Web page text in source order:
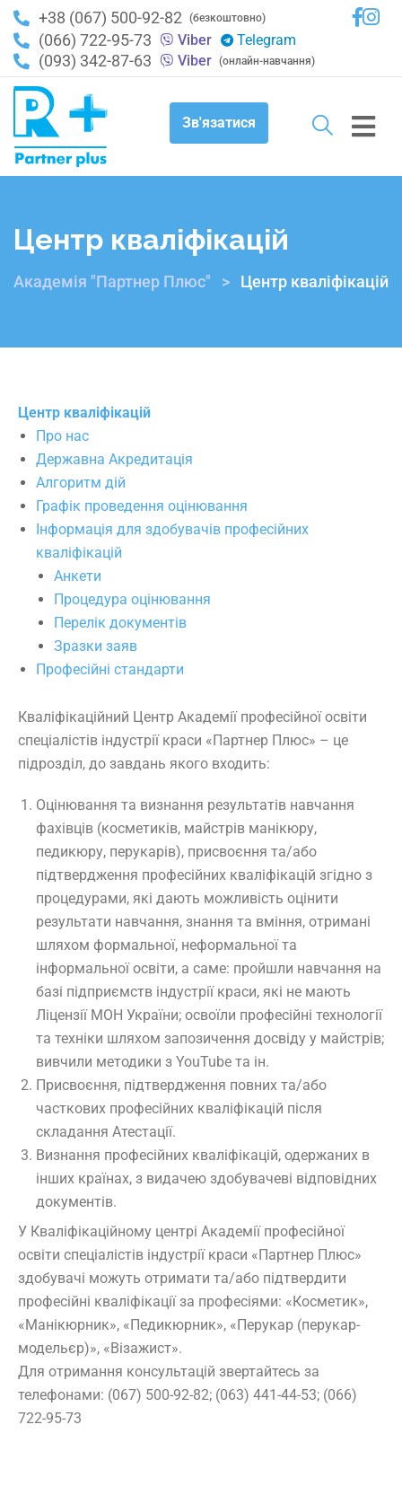
+38 (067) 500-92-82 (безкоштовно)
(066) 722-95-73 Viber Telegram
(093) 342-87-63 Viber (онлайн-навчання)
Зв'язатися
Центр кваліфікацій
Академія "Партнер Плюс" > Центр кваліфікацій
Центр кваліфікацій
Про нас
Державна Акредитація
Алгоритм дій
Графік проведення оцінювання
Інформація для здобувачів професійних
кваліфікацій
Анкети
Процедура оцінювання
Перелік документів
Зразки заяв
Професійні стандарти
Кваліфікаційний Центр Академії професійної освіти
спеціалістів індустрії краси «Партнер Плюс» – це
підрозділ, до завдань якого входить:
Оцінювання та визнання результатів навчання
фахівців (косметиків, майстрів манікюру,
педикюру, перукарів), присвоєння та/або
підтвердження професійних кваліфікацій згідно з
процедурами, які дають можливість оцінити
результати навчання, знання та вміння, отримані
шляхом формальної, неформальної та
інформальної освіти, а саме: пройшли навчання на
базі підприємств індустрії краси, які не мають
Ліцензії МОН України; освоїли професійні технології
та техніки шляхом запозичення досвіду у майстрів;
вивчили методики з YouTube та ін.
Присвоєння, підтвердження повних та/або
часткових професійних кваліфікацій після
складання Атестації.
Визнання професійних кваліфікацій, одержаних в
інших країнах, з видачею здобувачеві відповідних
документів.
У Кваліфікаційному центрі Академії професійної
освіти спеціалістів індустрії краси «Партнер Плюс»
здобувачі можуть отримати та/або підтвердити
професійні кваліфікації за професіями: «Косметик»,
«Манікюрник», «Педикюрник», «Перукар (перукар-
модельєр)», «Візажист».
Для отримання консультацій звертайтесь за
телефонами: (067) 500-92-82; (063) 441-44-53; (066)
722-95-73